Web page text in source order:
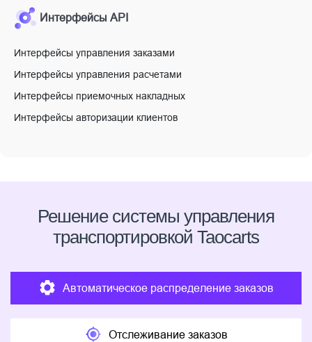
Интерфейсы API
Интерфейсы управления заказами
Интерфейсы управления расчетами
Интерфейсы приемочных накладных
Интерфейсы авторизации клиентов
Решение системы управления
транспортировкой Taocarts
Автоматическое распределение заказов
Отслеживание заказов